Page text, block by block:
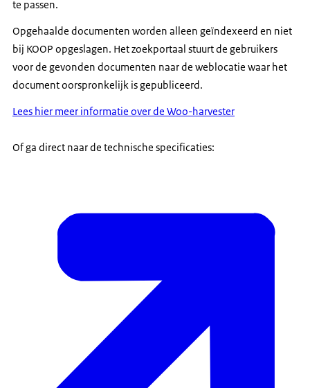
te passen.
Opgehaalde documenten worden alleen geïndexeerd en niet
bij KOOP opgeslagen. Het zoekportaal stuurt de gebruikers
voor de gevonden documenten naar de weblocatie waar het
document oorspronkelijk is gepubliceerd.
Lees hier meer informatie over de Woo-harvester
Of ga direct naar de technische specificaties: